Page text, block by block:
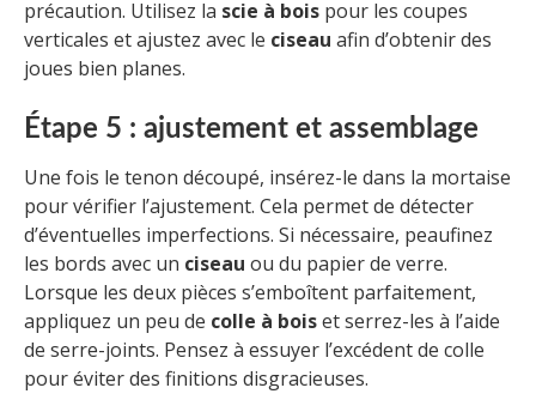
précaution. Utilisez la scie à bois pour les coupes
verticales et ajustez avec le ciseau afin d’obtenir des
joues bien planes.
Étape 5 : ajustement et assemblage
Une fois le tenon découpé, insérez-le dans la mortaise
pour vérifier l’ajustement. Cela permet de détecter
d’éventuelles imperfections. Si nécessaire, peaufinez
les bords avec un ciseau ou du papier de verre.
Lorsque les deux pièces s’emboîtent parfaitement,
appliquez un peu de colle à boiset serrez-les à l’aide
de serre-joints. Pensez à essuyer l’excédent de colle
pour éviter des finitions disgracieuses.